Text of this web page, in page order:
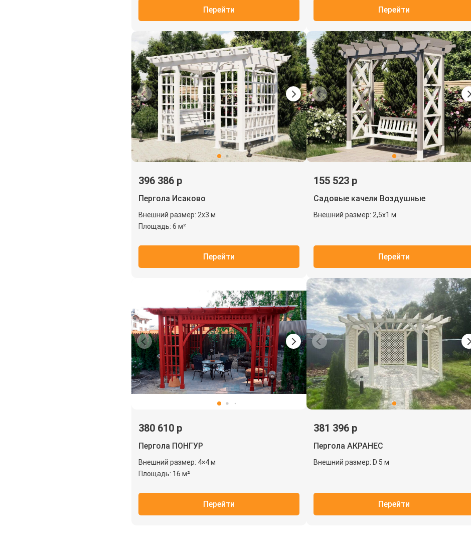
Перейти Перейти
396 386 р
Пергола Исаково
Внешний размер: 2х3 м
Площадь: 6 м²
Перейти
155 523 р
Садовые качели Воздушные
Внешний размер: 2,5х1 м
Перейти
380 610 р
Пергола ПОНГУР
Внешний размер: 4×4 м
Площадь: 16 м²
Перейти
381 396 р
Пергола АКРАНЕС
Внешний размер: D 5 м
Перейти